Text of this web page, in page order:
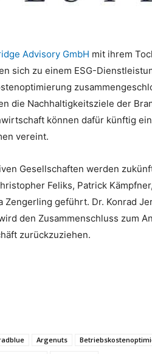
Advisory GmbH mit ihrem
sich zu einem ESG-
die Nachhaltigkeitsziele der
können dafür künftig
vereint.
Gesellschaften werden
Feliks, Patrick
Zengerling geführt. Dr. Konrad
den Zusammenschluss zum
zurückzuziehen.
Argenuts